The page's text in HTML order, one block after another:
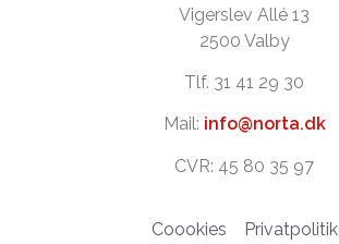
Vigerslev Allé 13
2500 Valby
Tlf. 31 41 29 30
Mail: info@norta.dk
CVR: 45 80 35 97
Coookies Privatpolitik